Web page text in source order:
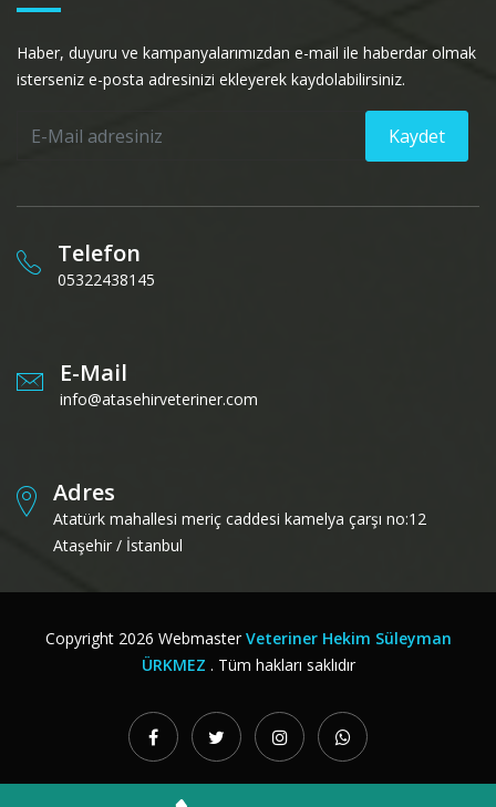
Haber, duyuru ve kampanyalarımızdan e-mail ile haberdar olmak
isterseniz e-posta adresinizi ekleyerek kaydolabilirsiniz.
Kaydet
Telefon
05322438145
E-Mail
info@atasehirveteriner.com
Adres
Atatürk mahallesi meriç caddesi kamelya çarşı no:12
Ataşehir / İstanbul
Copyright 2026 Webmaster Veteriner Hekim Süleyman
ÜRKMEZ . Tüm hakları saklıdır